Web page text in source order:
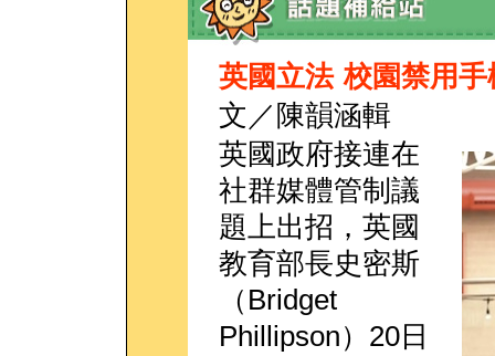
英國立法 校園禁用手
文／陳韻涵輯
英國政府接連在
社群媒體管制議
題上出招，英國
教育部長史密斯
（Bridget
Phillipson）20日